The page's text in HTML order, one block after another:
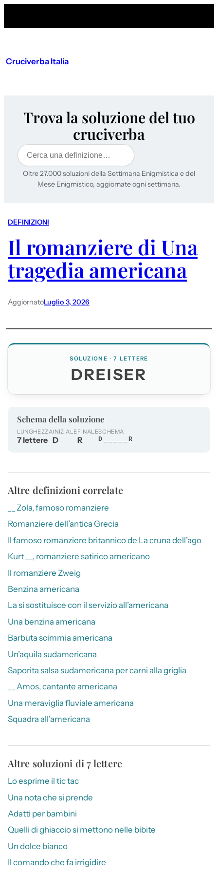
Cruciverba Italia
Trova la soluzione del tuo
cruciverba
Cerca
Oltre 27.000 soluzioni della Settimana Enigmistica e del
Mese Enigmistico, aggiornate ogni settimana.
DEFINIZIONI
Il romanziere di Una
tragedia americana
AggiornatoLuglio 3, 2026
SOLUZIONE · 7 LETTERE
DREISER
Schema della soluzione
LUNGHEZZA
7 lettere
INIZIALE
D
FINALE
R
SCHEMA
D_____R
Altre definizioni correlate
__ Zola, famoso romanziere
Romanziere dell’antica Grecia
Il famoso romanziere britannico de La cruna dell’ago
Kurt __, romanziere satirico americano
Il romanziere Zweig
Benzina americana
La si sostituisce con il servizio all’americana
Una benzina americana
Barbuta scimmia americana
Un’aquila sudamericana
Saporita salsa sudamericana per carni alla griglia
__ Amos, cantante americana
Una meraviglia fluviale americana
Squadra all’americana
Altre soluzioni di 7 lettere
Lo esprime il tic tac
Una nota che si prende
Adatti per bambini
Quelli di ghiaccio si mettono nelle bibite
Un dolce bianco
Il comando che fa irrigidire